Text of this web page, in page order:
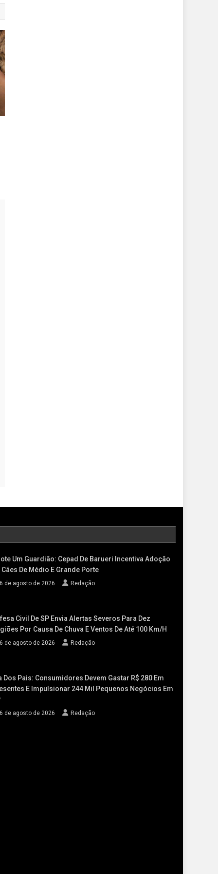
Um Guardião: Cepad De Barueri Incentiva Adoção
Cães De Médio E Grande Porte
de agosto de 2026 Redação
Civil De SP Envia Alertas Severos Para Dez
Por Causa De Chuva E Ventos De Até 100 Km/h
de agosto de 2026 Redação
Dos Pais: Consumidores Devem Gastar R$ 280 Em
E Impulsionar 244 Mil Pequenos Negócios Em
de agosto de 2026 Redação